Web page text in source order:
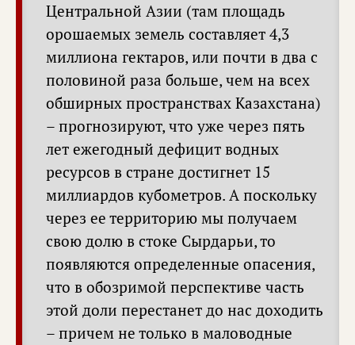
Центральной Азии (там площадь
орошаемых земель составляет 4,3
миллиона гектаров, или почти в два с
половиной раза больше, чем на всех
обширных пространствах Казахстана)
– прогнозируют, что уже через пять
лет ежегодный дефицит водных
ресурсов в стране достигнет 15
миллиардов кубометров. А поскольку
через ее территорию мы получаем
свою долю в стоке Сырдарьи, то
появляются определенные опасения,
что в обозримой перспективе часть
этой доли перестанет до нас доходить
– причем не только в маловодные